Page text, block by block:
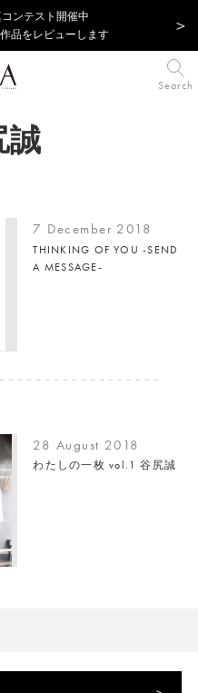
ンテスト開催中
品をレビューします
Search
誠
7 December 2018
THINKING OF YOU -SEND
A MESSAGE-
28 August 2018
わたしの一枚 vol.1 谷尻誠